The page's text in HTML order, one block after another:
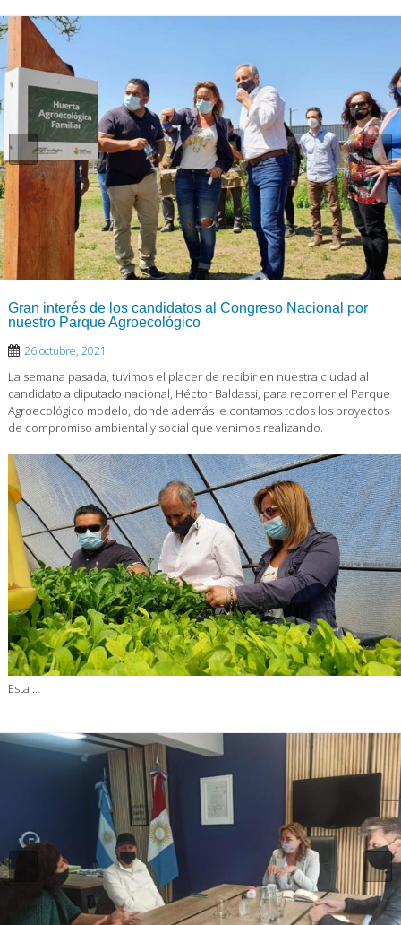
Gran interés de los candidatos al Congreso Nacional por
nuestro Parque Agroecológico
26 octubre, 2021
La semana pasada, tuvimos el placer de recibir en nuestra ciudad al
candidato a diputado nacional, Héctor Baldassi, para recorrer el Parque
Agroecológico modelo, donde además le contamos todos los proyectos
de compromiso ambiental y social que venimos realizando.
Esta …